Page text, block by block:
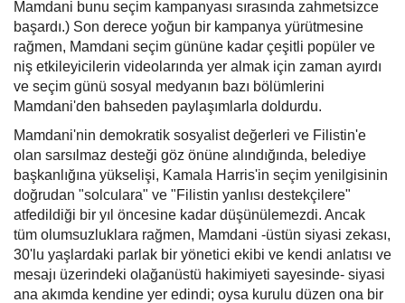
Mamdani bunu seçim kampanyası sırasında zahmetsizce
başardı.) Son derece yoğun bir kampanya yürütmesine
rağmen, Mamdani seçim gününe kadar çeşitli popüler ve
niş etkileyicilerin videolarında yer almak için zaman ayırdı
ve seçim günü sosyal medyanın bazı bölümlerini
Mamdani'den bahseden paylaşımlarla doldurdu.
Mamdani'nin demokratik sosyalist değerleri ve Filistin'e
olan sarsılmaz desteği göz önüne alındığında, belediye
başkanlığına yükselişi, Kamala Harris'in seçim yenilgisinin
doğrudan "solculara" ve "Filistin yanlısı destekçilere"
atfedildiği bir yıl öncesine kadar düşünülemezdi. Ancak
tüm olumsuzluklara rağmen, Mamdani -üstün siyasi zekası,
30'lu yaşlardaki parlak bir yönetici ekibi ve kendi anlatısı ve
mesajı üzerindeki olağanüstü hakimiyeti sayesinde- siyasi
ana akımda kendine yer edindi; oysa kurulu düzen ona bir